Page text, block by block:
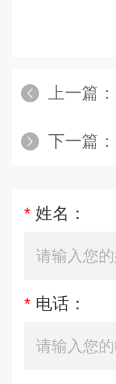
上一篇：
下一篇：
* 姓名：
* 电话：